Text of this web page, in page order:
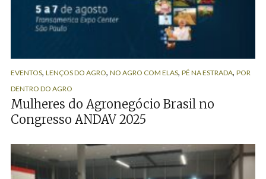
EVENTOS, LENÇOS DO AGRO, NO AGRO COM ELAS, PÉ NA ESTRADA, POR
DENTRO DO AGRO
Mulheres do Agronegócio Brasil no
Congresso ANDAV 2025